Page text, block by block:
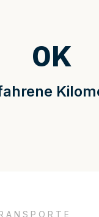
0K